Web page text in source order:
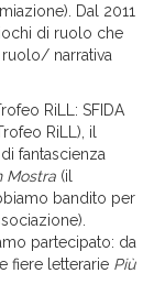
Dal 2011
di ruolo che
narrativa
RiLL: SFIDA
RiLL), il
fantascienza
Mostra (il
bandito per
partecipato: da
fiere letterarie Più